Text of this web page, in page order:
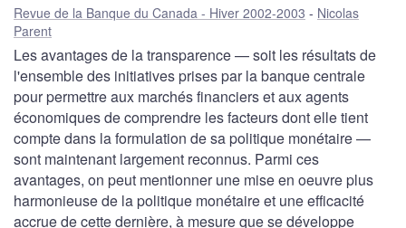
Revue de la Banque du Canada - Hiver 2002-2003
Nicolas
Parent
Les avantages de la transparence — soit les résultats de
l'ensemble des initiatives prises par la banque centrale
pour permettre aux marchés financiers et aux agents
économiques de comprendre les facteurs dont elle tient
compte dans la formulation de sa politique monétaire —
sont maintenant largement reconnus. Parmi ces
avantages, on peut mentionner une mise en oeuvre plus
harmonieuse de la politique monétaire et une efficacité
accrue de cette dernière, à mesure que se développe